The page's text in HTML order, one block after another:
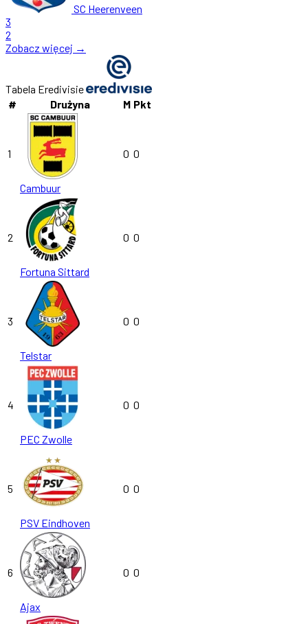
SC Heerenveen
3
2
Zobacz więcej →
Tabela Eredivisie
#
Drużyna M Pkt
1
Cambuur
0 0
2
Fortuna Sittard
0 0
3
Telstar
0 0
4
PEC Zwolle
0 0
5
PSV Eindhoven
0 0
6
Ajax
0 0